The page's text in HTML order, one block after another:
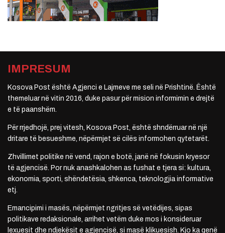
IMPRESUM
Kosova Post është Agjenci e Lajmeve me seli në Prishtinë. Është
themeluar në vitin 2016, duke pasur për mision informimin e drejtë
e të paanshëm.
Për rrjedhojë, prej vitesh, Kosova Post, është shndërruar në një
dritare të besueshme, nëpërmjet së cilës informohen qytetarët.
Zhvillimet politike në vend, rajon e botë, janë në fokusin kryesor
të agjencisë. Por nuk anashkalohen as fushat e tjera si: kultura,
ekonomia, sporti, shëndetësia, shkenca, teknologjia informative
etj.
Emancipimi i masës, nëpërmjet ngritjes së vetëdijes, sipas
politikave redaksionale, arrihet vetëm duke mos i konsideruar
lexuesit dhe ndjekësit e agjencisë, si masë klikuesish. Kjo ka qenë